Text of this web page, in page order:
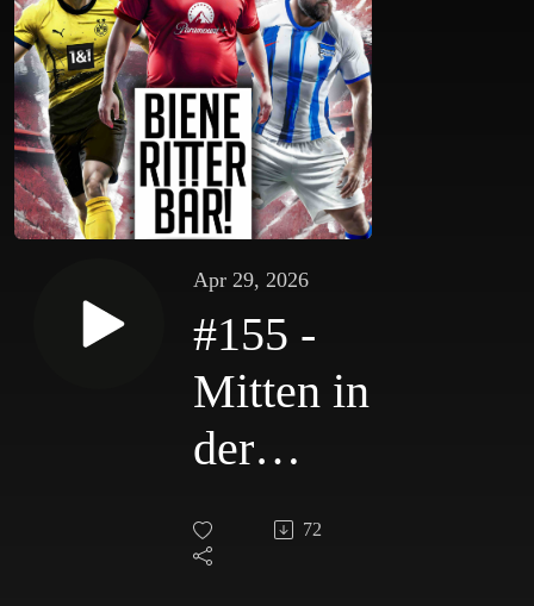
Apr 29, 2026
#155 -
Mitten in
der
Nacht,
mitten
72